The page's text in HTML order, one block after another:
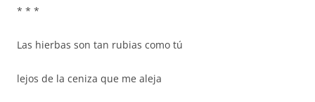
* * *
Las hierbas son tan rubias como tú
lejos de la ceniza que me aleja